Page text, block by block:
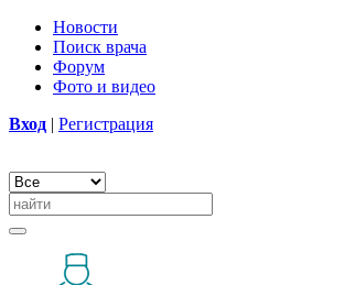
Новости
Поиск врача
Форум
Фото и видео
Вход | Регистрация